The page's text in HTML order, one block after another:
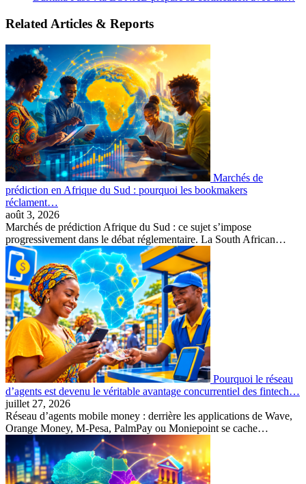
Related Articles & Reports
Marchés de
prédiction en Afrique du Sud : pourquoi les bookmakers
réclament…
août 3, 2026
Marchés de prédiction Afrique du Sud : ce sujet s’impose
progressivement dans le débat réglementaire. La South African…
Pourquoi le réseau
d’agents est devenu le véritable avantage concurrentiel des fintech…
juillet 27, 2026
Réseau d’agents mobile money : derrière les applications de Wave,
Orange Money, M-Pesa, PalmPay ou Moniepoint se cache…